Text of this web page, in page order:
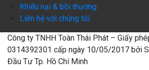
Khiếu nại & bồi thường
Liên hệ với chúng tôi
Công ty TNHH Toàn Thái Phát – Giấy
0314392301 cấp ngày 10/05/2017 bởi
Đầu Tư Tp. Hồ Chí Minh